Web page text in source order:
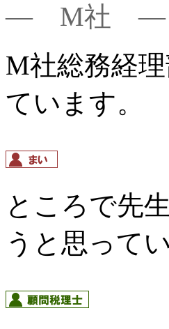
― M社 ―
M社総務経
ています。
ところで先
うと思って